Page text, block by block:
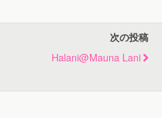
次の投稿
Halani@Mauna Lani